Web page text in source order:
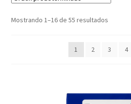
Productos rebajados
Mostrando 1–16 de 55 resultados
1 2 3 4